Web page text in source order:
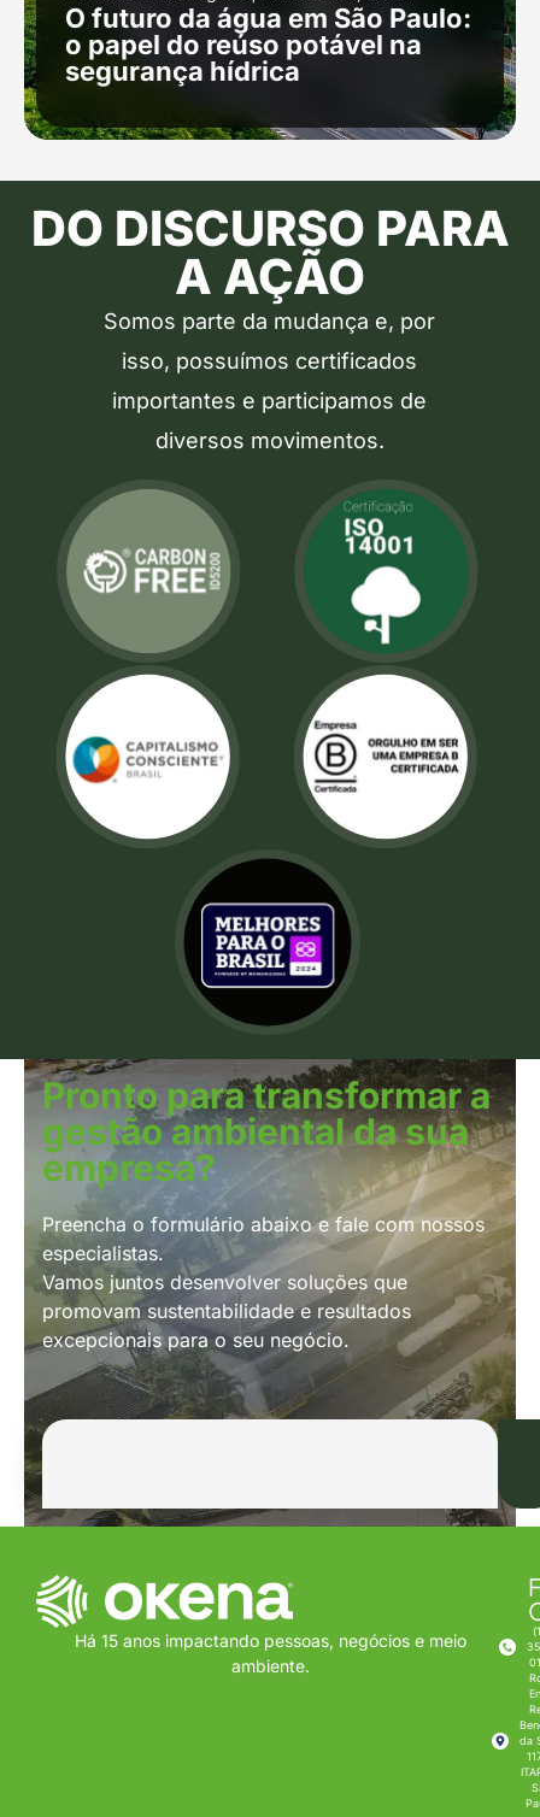
O futuro da água em São Paulo:
o papel do reúso potável na
segurança hídrica
DO DISCURSO PARA
A AÇÃO
Somos parte da mudança e, por
isso, possuímos certificados
importantes e participamos de
diversos movimentos.
Pronto para transformar a
gestão ambiental da sua
empresa?
Preencha o formulário abaixo e fale com nossos
especialistas.
Vamos juntos desenvolver soluções que
promovam sustentabilidade e resultados
excepcionais para o seu negócio.
Há 15 anos impactando pessoas, negócios e meio
ambiente.
da